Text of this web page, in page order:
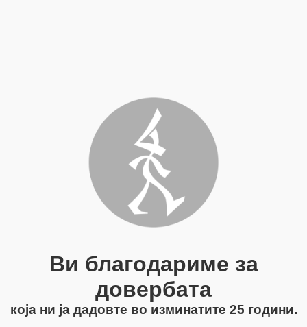
Ви благодариме за
довербата
која ни ја дадовте во изминатите 25 години.